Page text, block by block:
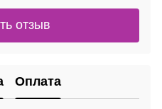
отзыв
Оплата